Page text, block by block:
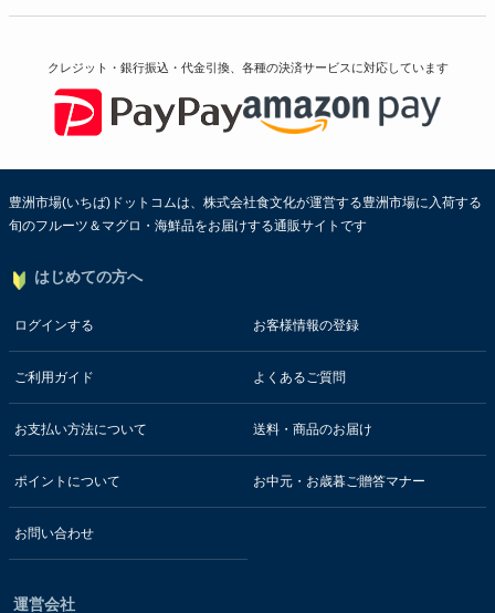
クレジット・銀行振込・代金引換、各種の決済サービスに対応しています
豊洲市場(いちば)ドットコムは、株式会社食文化が運営する豊洲市場に入荷する
旬のフルーツ＆マグロ・海鮮品をお届けする通販サイトです
はじめての方へ
ログインする お客様情報の登録
ご利用ガイド よくあるご質問
お支払い方法について 送料・商品のお届け
ポイントについて お中元・お歳暮ご贈答マナー
お問い合わせ
運営会社